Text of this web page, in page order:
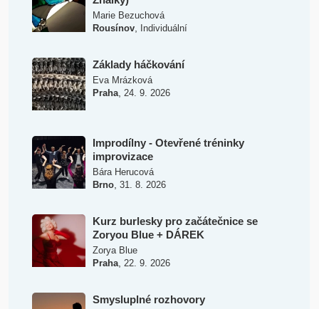
Marie Bezuchová
Rousínov, Individuální
Základy háčkování
Eva Mrázková
Praha, 24. 9. 2026
Improdílny - Otevřené tréninky
improvizace
Bára Herucová
Brno, 31. 8. 2026
Kurz burlesky pro začátečnice se
Zoryou Blue + DÁREK
Zorya Blue
Praha, 22. 9. 2026
Smysluplné rozhovory